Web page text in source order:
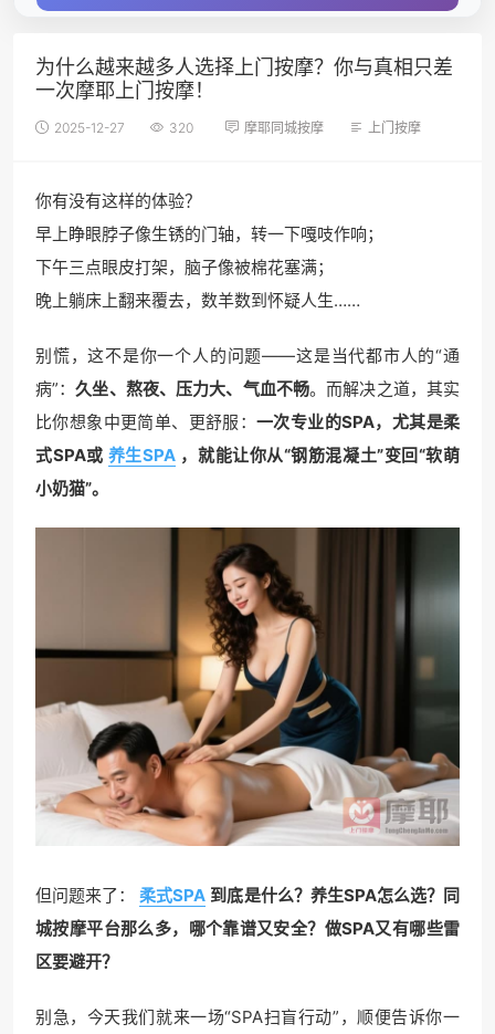
为什么越来越多人选择上门按摩？你与真相只差
一次摩耶上门按摩！
2025-12-27 320 摩耶同城按摩 上门按摩
你有没有这样的体验？
早上睁眼脖子像生锈的门轴，转一下嘎吱作响；
下午三点眼皮打架，脑子像被棉花塞满；
晚上躺床上翻来覆去，数羊数到怀疑人生……
别慌，这不是你一个人的问题——这是当代都市人的“通
病”：久坐、熬夜、压力大、气血不畅。而解决之道，其实
比你想象中更简单、更舒服：一次专业的SPA，尤其是柔
式SPA或 养生SPA ，就能让你从“钢筋混凝土”变回“软萌
小奶猫”。
但问题来了： 柔式SPA 到底是什么？养生SPA怎么选？同
城按摩平台那么多，哪个靠谱又安全？做SPA又有哪些雷
区要避开？
别急，今天我们就来一场“SPA扫盲行动”，顺便告诉你一